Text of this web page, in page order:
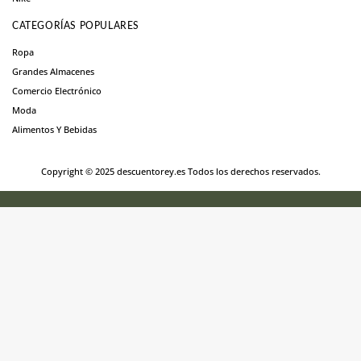
CATEGORÍAS POPULARES
Ropa
Grandes Almacenes
Comercio Electrónico
Moda
Alimentos Y Bebidas
Copyright © 2025 descuentorey.es Todos los derechos reservados.